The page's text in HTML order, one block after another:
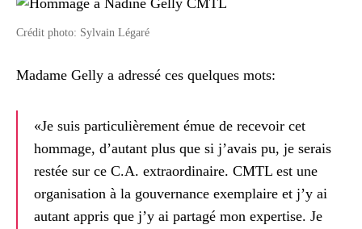
Crédit photo: Sylvain Légaré
Madame Gelly a adressé ces quelques mots:
«Je suis particulièrement émue de recevoir cet
hommage, d’autant plus que si j’avais pu, je serais
restée sur ce C.A. extraordinaire. CMTL est une
organisation à la gouvernance exemplaire et j’y ai
autant appris que j’y ai partagé mon expertise. Je